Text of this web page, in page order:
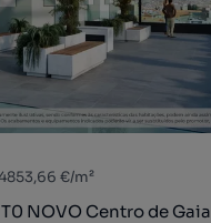
€/m²
NOVO Centro de Gaia